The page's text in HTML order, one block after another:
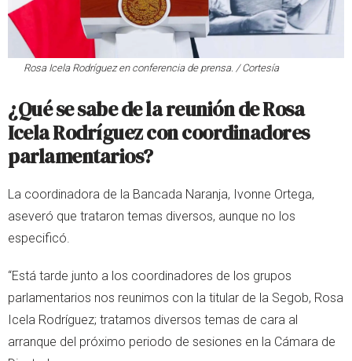
Rosa Icela Rodríguez en conferencia de prensa. / Cortesía
¿Qué se sabe de la reunión de Rosa
Icela Rodríguez con coordinadores
parlamentarios?
La coordinadora de la Bancada Naranja, Ivonne Ortega,
aseveró que trataron temas diversos, aunque no los
especificó.
“Está tarde junto a los coordinadores de los grupos
parlamentarios nos reunimos con la titular de la Segob, Rosa
Icela Rodríguez; tratamos diversos temas de cara al
arranque del próximo periodo de sesiones en la Cámara de